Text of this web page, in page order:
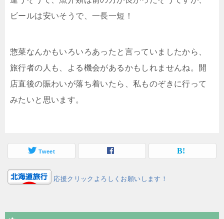
ビールは安いそうで、一長一短！
惣菜なんかもいろいろあったと言っていましたから、
旅行者の人も、よる機会があるかもしれませんね。開
店直後の賑わいが落ち着いたら、私ものぞきに行って
みたいと思います。
Tweet
応援クリックよろしくお願いします！